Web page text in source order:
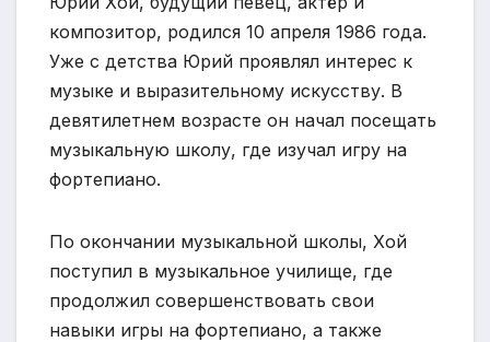
композитор, родился 10 апреля 1986 года.
Уже с детства Юрий проявлял интерес к
музыке и выразительному искусству. В
девятилетнем возрасте он начал посещать
музыкальную школу, где изучал игру на
фортепиано.
По окончании музыкальной школы, Хой
поступил в музыкальное училище, где
продолжил совершенствовать свои
навыки игры на фортепиано, а также